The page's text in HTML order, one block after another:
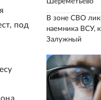
под
В зоне СВО
наемника ВСУ,
Залужный